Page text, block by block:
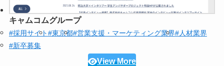
キャムコムグループ
#採用サイト#東京都#営業支援・マーケティング業界#人材業界
#新卒募集
View More